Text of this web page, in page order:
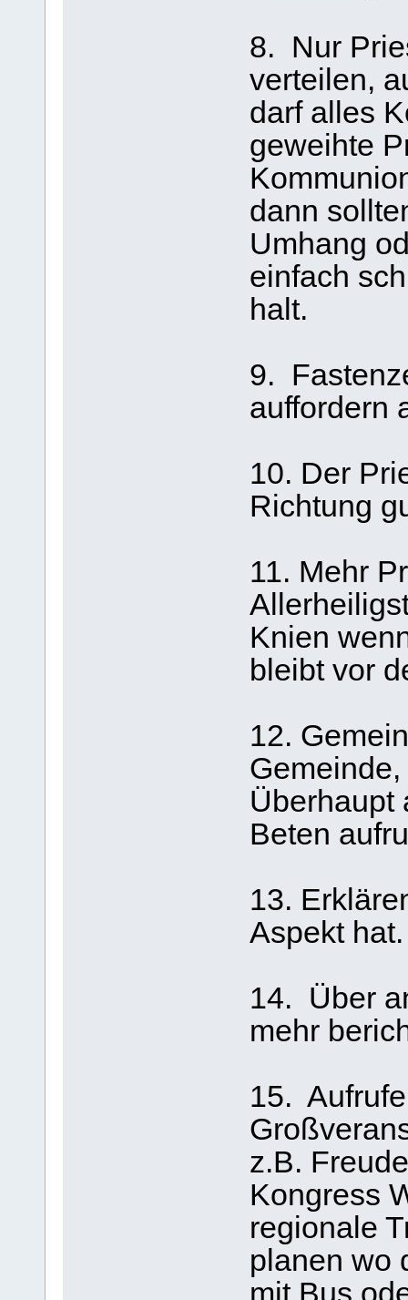
8. Nur
verteilen,
darf alles
geweihte
dann
Umhang
einfach
halt.
9.
auffordern
10. Der
Richtung
11. Mehr
Knien
bleibt vor
12.
Überhaupt
Beten
13.
Aspekt hat.
14. Über
mehr
15.
z.B.
Kongress
regionale
planen wo